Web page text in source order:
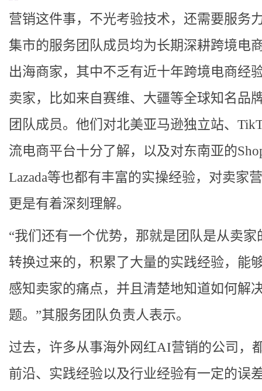
营销这件事，不光考验技术，还需要服务
集市的服务团队成员均为长期深耕跨境电
出海商家，其中不乏有近十年跨境电商经
卖家，比如来自赛维、大疆等全球知名品
团队成员。他们对北美亚马逊独立站、
流电商平台十分了解，以及对东南亚的
Lazada等也都有丰富的实操经验，对卖家
更是有着深刻理解。
“我们还有一个优势，那就是团队是从卖家
转换过来的，积累了大量的实践经验，能
感知卖家的痛点，并且清楚地知道如何解
题。”其服务团队负责人表示。
过去，许多从事海外网红AI营销的公司，
前沿、实践经验以及行业经验有一定的误